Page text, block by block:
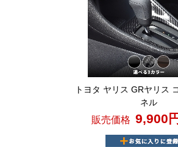
トヨタ ヤリス GRヤリス
ネル
販売価格 9,900円